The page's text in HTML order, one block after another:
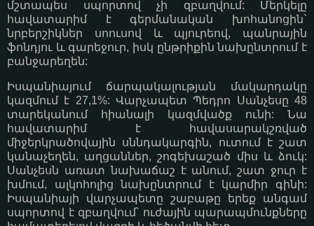
մշտապես սպորտով չի զբաղվում: Մերկելը
հավատարիմ է գերմանական խոհանոցին`
նրբերշիկներ սոուսով և պյուրեով, պանրային
ֆոնդյու և գարեջուր, իսկ ընթրիքին նախընտրում է
բանջարեղեն:
Իսպանիայում ճարպակալության մակարդակը
կազմում է 27,1%: Վարչապետ Պեդրո Սանչեսը 48
տարեկանում հիանալի կազմվածք ունի: Նա
հավատարիմ է հավասարակշռված
միջերկրածովային սննդակարգին, ուտում է շատ
կանաչեղեն, աղցաններ, շոգեխաշած միս և ձուկ:
Սանչեսն առատ նախաճաշ է անում, շատ ջուր է
խմում, ալկոհոլից նախընտրում է կարմիր գինի:
Իսպանիայի վարչապետը շաբաթը երեք անգամ
սպորտով է զբաղվում՝ ուժային պարապմունքները